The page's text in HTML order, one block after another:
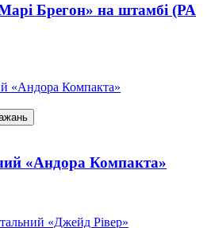
Брегон» на штамбі (РА
«Андора Компакта»